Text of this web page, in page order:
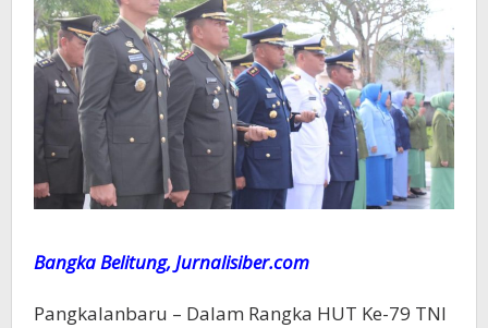
79
TNI
Bangka Belitung, Jurnalisiber.com
Pangkalanbaru – Dalam Rangka HUT Ke-79 TNI